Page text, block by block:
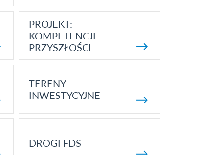
PROJEKT:
KOMPETENCJE
PRZYSZŁOŚCI
TERENY
INWESTYCYJNE
DROGI FDS